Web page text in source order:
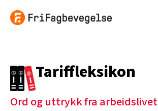
Tariffleksikon
Ord og uttrykk fra arbeidslivet